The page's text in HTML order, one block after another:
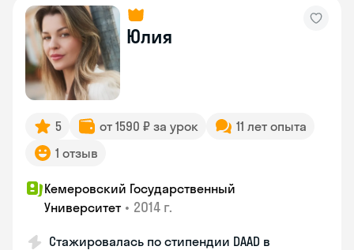
Юлия
5 от 1590 ₽ за урок
11 лет опыта
1 отзыв
Кемеровский Государственный
Университет • 2014 г.
Стажировалась по стипендии DAAD в